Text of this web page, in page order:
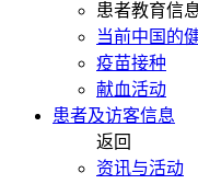
患者教育信
当前中国的
疫苗接种
献血活动
患者及访客信息
返回
资讯与活动